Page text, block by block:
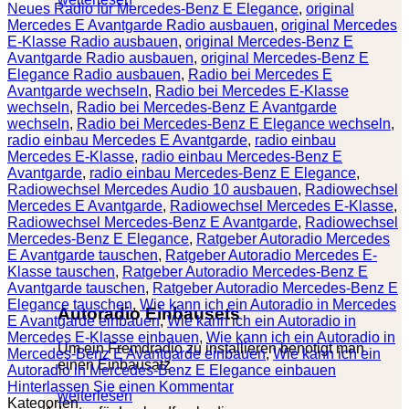
Autoradio Einbausets
Um ein Fremdradio zu installieren benötigt man
einen Einbausatz
weiterlesen
Neues Radio für Mercedes-Benz E Elegance, original
Mercedes E Avantgarde Radio ausbauen, original Mercedes
E-Klasse Radio ausbauen, original Mercedes-Benz E
Avantgarde Radio ausbauen, original Mercedes-Benz E
Elegance Radio ausbauen, Radio bei Mercedes E
Avantgarde wechseln, Radio bei Mercedes E-Klasse
wechseln, Radio bei Mercedes-Benz E Avantgarde
wechseln, Radio bei Mercedes-Benz E Elegance wechseln,
radio einbau Mercedes E Avantgarde, radio einbau
Mercedes E-Klasse, radio einbau Mercedes-Benz E
Avantgarde, radio einbau Mercedes-Benz E Elegance,
Radiowechsel Mercedes Audio 10 ausbauen, Radiowechsel
Mercedes E Avantgarde, Radiowechsel Mercedes E-Klasse,
Radiowechsel Mercedes-Benz E Avantgarde, Radiowechsel
Mercedes-Benz E Elegance, Ratgeber Autoradio Mercedes
E Avantgarde tauschen, Ratgeber Autoradio Mercedes E-
Klasse tauschen, Ratgeber Autoradio Mercedes-Benz E
Avantgarde tauschen, Ratgeber Autoradio Mercedes-Benz E
Elegance tauschen, Wie kann ich ein Autoradio in Mercedes
E Avantgarde einbauen,Wie kann ich ein Autoradio in
Mercedes E-Klasse einbauen, Wie kann ich ein Autoradio in
Mercedes-Benz E Avantgarde einbauen,Wie kann ich ein
Autoradio in Mercedes-Benz E Elegance einbauen
Hinterlassen Sie einen Kommentar
Kategorien